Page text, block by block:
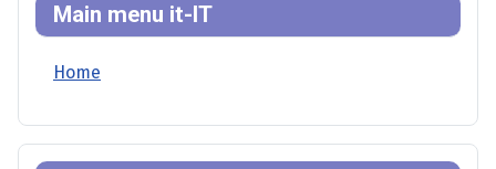
Main menu it-IT
Home